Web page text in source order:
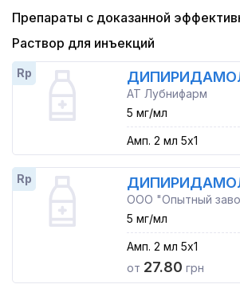
Препараты с доказанной
Раствор для инъекций
Rp
АТ Лубнифарм
5 мг/мл
Амп. 2 мл 5x1
Rp
ООО "Опытный
5 мг/мл
Амп. 2 мл 5x1
от 27.80 грн